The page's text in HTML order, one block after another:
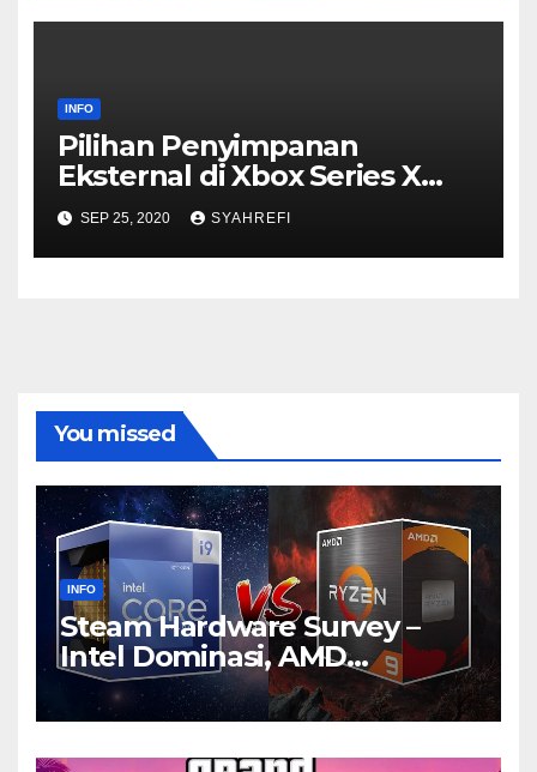
INFO
Pilihan Penyimpanan
Eksternal di Xbox Series X
dan S
SEP 25, 2020 SYAHREFI
You missed
INFO
Steam Hardware Survey –
Intel Dominasi, AMD
Bersaing Ketat